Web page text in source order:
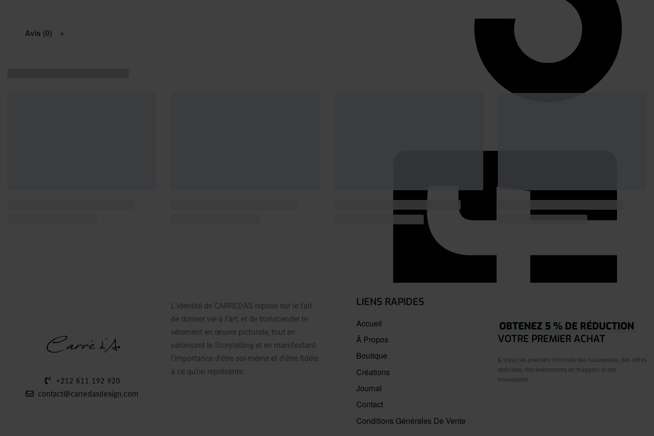
Avis (0)
+212 611 192 920
contact@carredasdesign.com
L’identité de CARREDAS repose sur le fait
de donner vie à l’art, et de transcender le
vêtement en œuvre picturale, tout en
valorisant le Storytelling et en manifestant
l’importance d’être soi-même et d’être fidèle
à ce qu’on représente.
LIENS RAPIDES
Accueil
Â Propos
Boutique
Créations
Journal
Contact
Conditions Générales De Vente
OBTENEZ 5 % DE RÉDUCTION
VOTRE PREMIER ACHAT
& soyez les premiers informés des nouveautés, des offres
spéciales, des événements en magasin et des
nouveautés.